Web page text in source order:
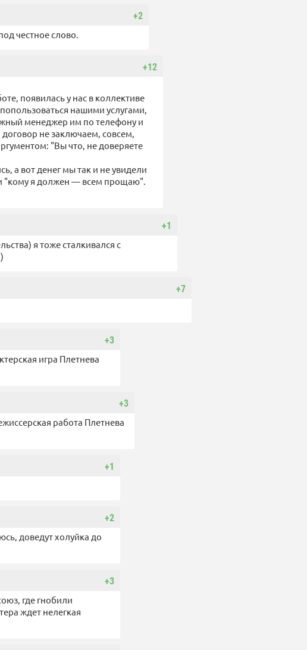
+2
честное слово.
+12
появилась у нас в коллективе
нашими услугами,
менеджер им по телефону и
договор не заключаем, совсем,
"Вы что, не доверяете
а вот денег мы так и не увидели
и "кому я должен — всем прощаю".
+1
я тоже сталкивался с
+7
+3
игра Плетнева
+3
работа Плетнева
+1
+2
доведут холуйка до
+3
где гнобили
ждет нелегкая